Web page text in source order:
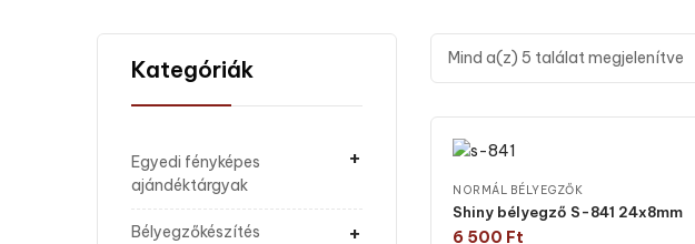
Kategóriák
+
Egyedi fényképes
ajándéktárgyak
+
Bélyegzőkészítés
Mind a(z) 5 találat megjelenítve
NORMÁL BÉLYEGZŐK
Shiny bélyegző S-841 24x8mm
6 500 Ft